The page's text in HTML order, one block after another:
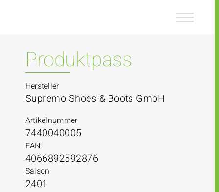
Produktpass
Hersteller
Supremo Shoes & Boots GmbH
Artikelnummer
7440040005
EAN
4066892592876
Saison
2401